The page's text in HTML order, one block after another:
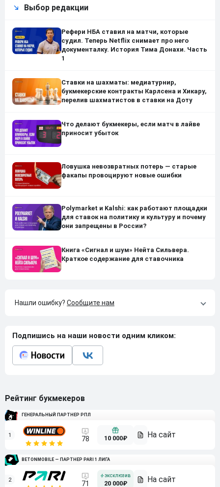
Выбор редакции
Рефери НБА ставил на матчи, которые
судил. Теперь Netflix снимает про него
документалку. История Тима Донахи. Часть
1
Ставки на шахматы: медиатурнир,
букмекерские контракты Карлсена и Хикару,
перелив шахматистов в ставки на Доту
Что делают букмекеры, если матч в лайве
приносит убыток
Ловушка невозвратных потерь — старые
факапы провоцируют новые ошибки
Polymarket и Kalshi: как работают площадки
для ставок на политику и культуру и почему
они запрещены в России?
Книга «Сигнал и шум» Нейта Сильвера.
Краткое содержание для ставочника
Нашли ошибку? Сообщите нам
Подпишись на наши новости одним кликом:
Рейтинг букмекеров
ГЕНЕРАЛЬНЫЙ ПАРТНЕР РПЛ
1 78 10 000₽
BETONMOBILE — ПАРТНЕР PARI 1 ЛИГА
2 71 20 000₽